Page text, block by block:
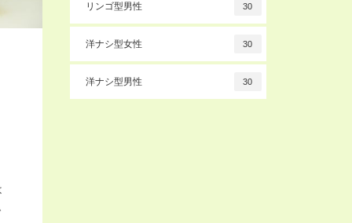
リンゴ型男性 30
洋ナシ型女性 30
洋ナシ型男性 30